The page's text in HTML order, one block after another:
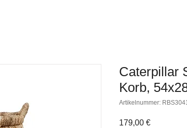
Caterpillar
Korb,
Artikelnummer:
179,00 €Preis